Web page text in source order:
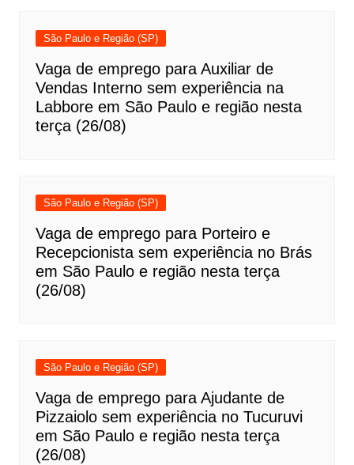
São Paulo e Região (SP)
Vaga de emprego para Auxiliar de
Vendas Interno sem experiência na
Labbore em São Paulo e região nesta
terça (26/08)
São Paulo e Região (SP)
Vaga de emprego para Porteiro e
Recepcionista sem experiência no Brás
em São Paulo e região nesta terça
(26/08)
São Paulo e Região (SP)
Vaga de emprego para Ajudante de
Pizzaiolo sem experiência no Tucuruvi
em São Paulo e região nesta terça
(26/08)